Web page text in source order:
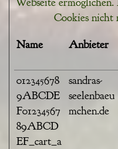
Cookies
Name
Anbieter
012345678
9ABCDE
F01234567
89ABCD
EF_cart_a
sandras-
seelenbaeu
mchen.de